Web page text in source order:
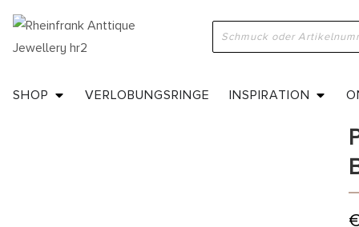
SHOP VERLOBUNGSRINGE INSPIRATION